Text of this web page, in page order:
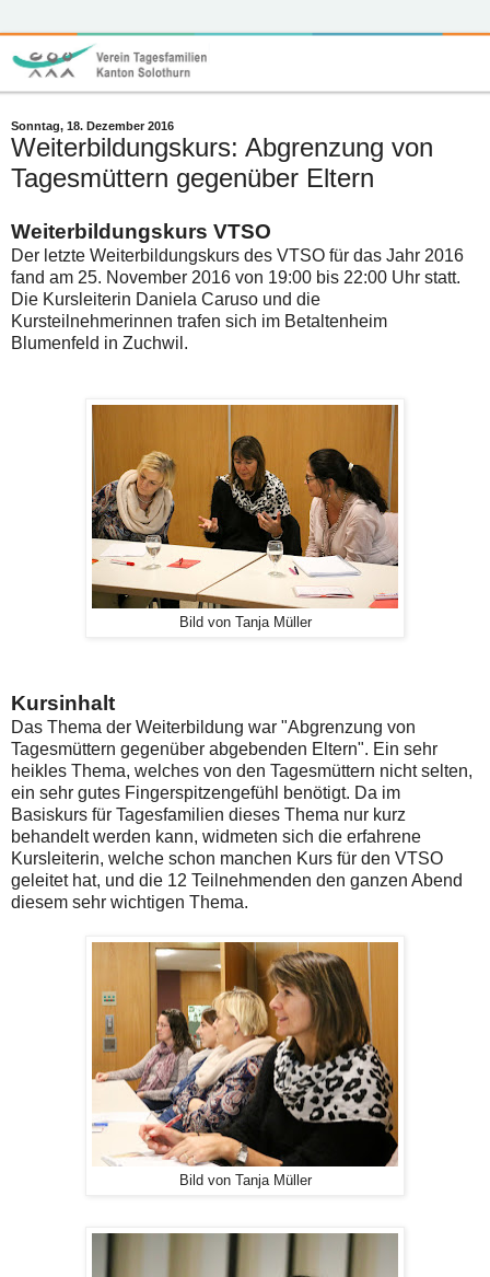
Sonntag, 18. Dezember 2016
Weiterbildungskurs: Abgrenzung von
Tagesmüttern gegenüber Eltern
Weiterbildungskurs VTSO
Der letzte Weiterbildungskurs des VTSO für das Jahr 2016
fand am 25. November 2016 von 19:00 bis 22:00 Uhr statt.
Die Kursleiterin Daniela Caruso und die
Kursteilnehmerinnen trafen sich im Betaltenheim
Blumenfeld in Zuchwil.
Bild von Tanja Müller
Kursinhalt
Das Thema der Weiterbildung war "Abgrenzung von
Tagesmüttern gegenüber abgebenden Eltern". Ein sehr
heikles Thema, welches von den Tagesmüttern nicht selten,
ein sehr gutes Fingerspitzengefühl benötigt. Da im
Basiskurs für Tagesfamilien dieses Thema nur kurz
behandelt werden kann, widmeten sich die erfahrene
Kursleiterin, welche schon manchen Kurs für den VTSO
geleitet hat, und die 12 Teilnehmenden den ganzen Abend
diesem sehr wichtigen Thema.
Bild von Tanja Müller